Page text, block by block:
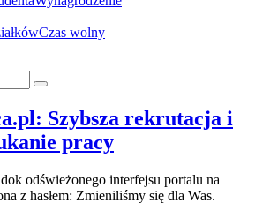
Czas wolny
Szybsza rekrutacja i
pracy